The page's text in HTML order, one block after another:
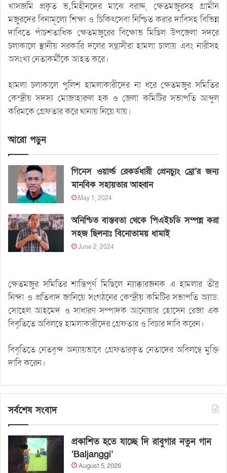
খাসজমি প্রকৃত ভ‚মিহীনদের মাঝে বরাদ্দ, ক্ষেতমজুরসহ গ্রামীন
মজুরদের বিনামূল্যে শিক্ষা ও চিকিৎসেবা নিশ্চিত করার দাবিসহ বিভিন্ন
দাবিতে পাঁচশতাধিক ক্ষেতমজুরের বিক্ষোভ মিছিল উপজেলা সদরে
চলাকালে স্থানীয় সরকারি দলের সন্ত্রাসীরা হামলা চালায় এবং নারীসহ
অসংখ্য নেতাকর্মীকে আহত করে।
হামলা চলাকালে পুলিশ হামলাকারীদের না ধরে ক্ষেতমজুর সমিতির
কেন্দ্রীয় সদস্য মোজাহারুল হক ও জেলা কমিটির সভাপতি আব্দুল
করিমকে গ্রেফতার করে থানায় নিয়ে যায়।
আরো পড়ুন
গিনেস ওয়ার্ল্ড রেকর্ডধারী প্রেনচ্যুং ম্রো’র জন্য
মানবিক সহায়তার আহ্বান
May 1, 2024
অনিশ্চিত বাস্তবতা থেকে পিএইচডি সম্পন্ন করা
সহজ ছিলনাঃ বিনোতাময় ধামাই
June 2, 2024
ক্ষেতমজুর সমিতির শান্তিপূর্ণ মিছিলে ন্যাক্কারজনক এ হামলার তীব্র
নিন্দা ও প্রতিবাদ জানিয়ে সংগঠনের কেন্দ্রীয় কমিটির সভাপতি অ্যাড.
সোহেল আহমেদ ও সাধারণ সম্পাদক আনোয়ার হোসেন রেজা এক
বিবৃতিতে অবিলম্বে হামলাকারীদের গ্রেফতার ও বিচার দাবি করেন।
বিবৃতিতে নেতবৃন্দ অন্যায়ভাবে গ্রেফতারকৃত নেতাদের অবিলম্বে মুক্তি
দাবি করেন।
সর্বশেষ সংবাদ
প্রকাশিত হতে যাচ্ছে দি রাবুগার নতুন গান
‘Baljanggi’
August 5, 2026